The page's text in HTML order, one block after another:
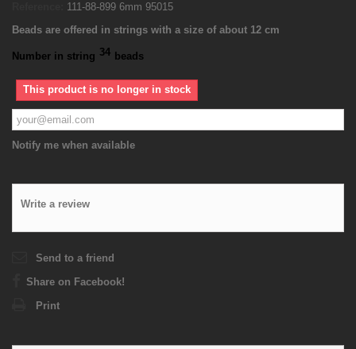
111-88-899 6mm 95015
Beads are offered in strings with a size of about 12 cm
Number in string 34 beads
This product is no longer in stock
Notify me when available
Write a review
Send to a friend
Share on Facebook!
Print